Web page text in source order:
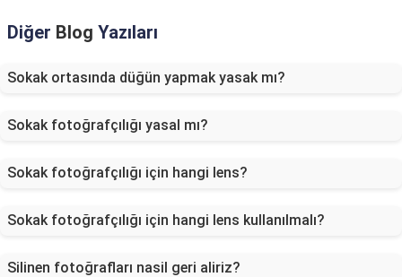
Diğer Blog Yazıları
Sokak ortasında düğün yapmak yasak mı?
Sokak fotoğrafçılığı yasal mı?
Sokak fotoğrafçılığı için hangi lens?
Sokak fotoğrafçılığı için hangi lens kullanılmalı?
Silinen fotoğrafları nasil geri aliriz?